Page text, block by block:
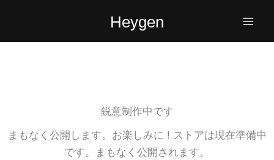
を
Heygen
鋭意制作中です
まもなく公開します。お楽しみに ! ストアは現在準備中
です。まもなく公開されます。